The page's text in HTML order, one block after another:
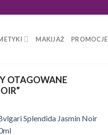
MAKIJAŻ PROMOCJE
OTAGOWANE